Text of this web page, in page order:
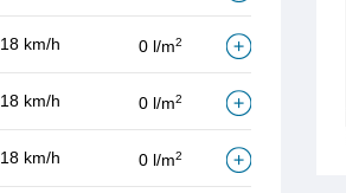
18 km/h 0 l/m2
18 km/h 0 l/m2
18 km/h 0 l/m2